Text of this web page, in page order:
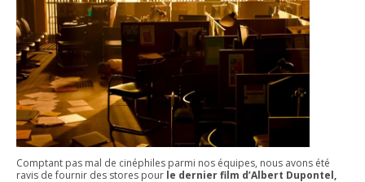
Comptant pas mal de cinéphiles parmi nos équipes, nous avons été
ravis de fournir des stores pour le dernier film d’Albert Dupontel,